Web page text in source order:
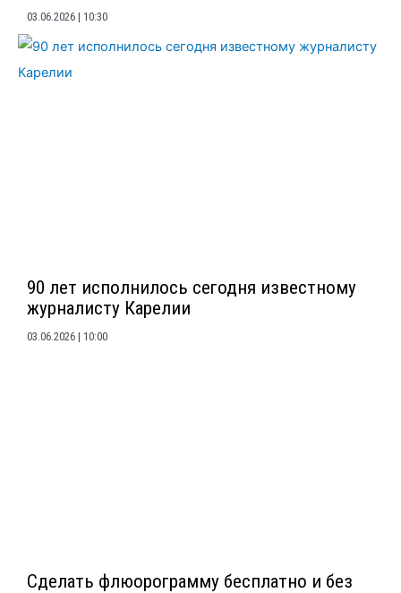
03.06.2026 10:30
90 лет исполнилось сегодня известному
журналисту Карелии
03.06.2026 10:00
Сделать флюорограмму бесплатно и без